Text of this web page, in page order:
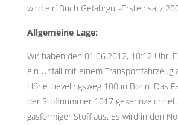
wird ein Buch Gefahrgut-Ersteinsatz
Allgemeine Lage:
Wir haben den 01.06.2012, 10:12 Uhr.
ein Unfall mit einem Transportfahrzeug
Höhe Lievelingsweg 100 in Bonn. Das
der Stoffnummer 1017
gasförmiger Stoff aus. Es wird in den